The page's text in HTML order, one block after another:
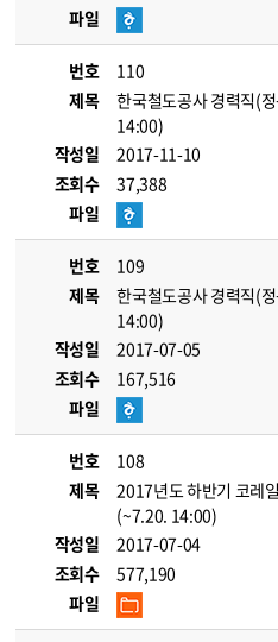
파일
번호
110
제목
한국철도공사 경력직(
14:00)
작성일
2017-11-10
조회수
37,388
파일
번호
109
제목
한국철도공사 경력직(
14:00)
작성일
2017-07-05
조회수
167,516
파일
번호
108
제목
2017년도 하반기 코레
(~7.20. 14:00)
작성일
2017-07-04
조회수
577,190
파일